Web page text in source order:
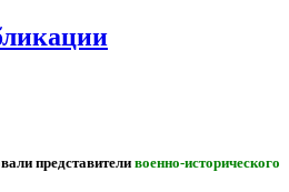
представители военно-исторического